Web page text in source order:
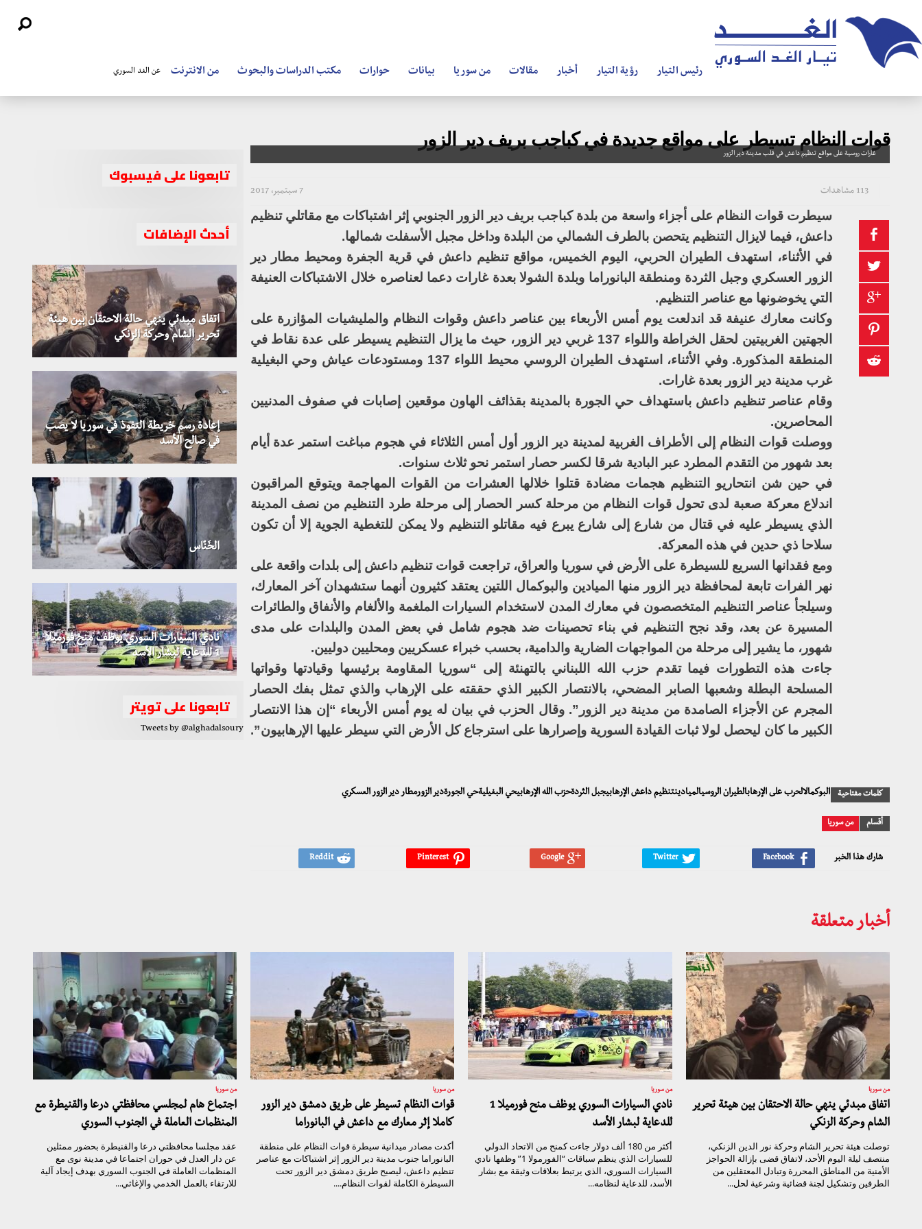
رئيس التيار رؤية التيار أخبار مقالات من سوريا بيانات حوارات مكتب الدراسات والبحوث من الانترنت عن الغد السوري
قوات النظام تسيطر على مواقع جديدة في كباجب بريف دير الزور
غارات روسية على مواقع تنظيم داعش في قلب مدينة دير الزور
7 سبتمبر، 2017 113 مشاهدات
سيطرت قوات النظام على أجزاء واسعة من بلدة كباجب بريف دير الزور الجنوبي إثر اشتباكات مع مقاتلي تنظيم
داعش، فيما لايزال التنظيم يتحصن بالطرف الشمالي من البلدة وداخل مجبل الأسفلت شمالها.
في الأثناء، استهدف الطيران الحربي، اليوم الخميس، مواقع تنظيم داعش في قرية الجفرة ومحيط مطار دير
الزور العسكري وجبل الثردة ومنطقة البانوراما وبلدة الشولا بعدة غارات دعما لعناصره خلال الاشتباكات العنيفة
التي يخوضونها مع عناصر التنظيم.
وكانت معارك عنيفة قد اندلعت يوم أمس الأربعاء بين عناصر داعش وقوات النظام والمليشيات المؤازرة على
الجهتين الغربيتين لحقل الخراطة واللواء 137 غربي دير الزور، حيث ما يزال التنظيم يسيطر على عدة نقاط في
المنطقة المذكورة. وفي الأثناء، استهدف الطيران الروسي محيط اللواء 137 ومستودعات عياش وحي البغيلية
غرب مدينة دير الزور بعدة غارات.
وقام عناصر تنظيم داعش باستهداف حي الجورة بالمدينة بقذائف الهاون موقعين إصابات في صفوف المدنيين
المحاصرين.
ووصلت قوات النظام إلى الأطراف الغربية لمدينة دير الزور أول أمس الثلاثاء في هجوم مباغت استمر عدة أيام
بعد شهور من التقدم المطرد عبر البادية شرقا لكسر حصار استمر نحو ثلاث سنوات.
في حين شن انتحاريو التنظيم هجمات مضادة قتلوا خلالها العشرات من القوات المهاجمة ويتوقع المراقبون
اندلاع معركة صعبة لدى تحول قوات النظام من مرحلة كسر الحصار إلى مرحلة طرد التنظيم من نصف المدينة
الذي يسيطر عليه في قتال من شارع إلى شارع يبرع فيه مقاتلو التنظيم ولا يمكن للتغطية الجوية إلا أن تكون
سلاحا ذي حدين في هذه المعركة.
ومع فقدانها السريع للسيطرة على الأرض في سوريا والعراق، تراجعت قوات تنظيم داعش إلى بلدات واقعة على
نهر الفرات تابعة لمحافظة دير الزور منها الميادين والبوكمال اللتين يعتقد كثيرون أنهما ستشهدان آخر المعارك،
وسيلجأ عناصر التنظيم المتخصصون في معارك المدن لاستخدام السيارات الملغمة والألغام والأنفاق والطائرات
المسيرة عن بعد، وقد نجح التنظيم في بناء تحصينات ضد هجوم شامل في بعض المدن والبلدات على مدى
شهور، ما يشير إلى مرحلة من المواجهات الضارية والدامية، بحسب خبراء عسكريين ومحليين دوليين.
جاءت هذه التطورات فيما تقدم حزب الله اللبناني بالتهنئة إلى “سوريا المقاومة برئيسها وقيادتها وقواتها
المسلحة البطلة وشعبها الصابر المضحي، بالانتصار الكبير الذي حققته على الإرهاب والذي تمثل بفك الحصار
المجرم عن الأجزاء الصامدة من مدينة دير الزور”. وقال الحزب في بيان له يوم أمس الأربعاء “إن هذا الانتصار
الكبير ما كان ليحصل لولا ثبات القيادة السورية وإصرارها على استرجاع كل الأرض التي سيطر عليها الإرهابيون”.
كلمات مفتاحية البوكمالالحرب على الإرهابالطيران الروسيالميادينتنظيم داعش الإرهابيجبل الثردةحزب الله الإرهابيحي البغيليةحي الجورةدير الزورمطار دير الزور العسكري
أقسام من سوريا
شارك هذا الخبر
تابعونا على فيسبوك
أحدث الإضافات
اتفاق مبدئي ينهي حالة الاحتقان بين هيئة
تحرير الشام وحركة الزنكي
إعادة رسم خريطة النفوذ في سوريا لا يصب
في صالح الأسد
الخَنّاس
نادي السيارات السوري يوظف منح فورميلا
1 للدعاية لبشار الأسد
تابعونا على تويتر
Tweets by @alghadalsoury
أخبار متعلقة
من سوريا
اتفاق مبدئي ينهي حالة الاحتقان بين هيئة تحرير
الشام وحركة الزنكي
توصلت هيئة تحرير الشام وحركة نور الدين الزنكي،
منتصف ليلة اليوم الأحد، لاتفاق قضى بإزالة الحواجز
الأمنية من المناطق المحررة وتبادل المعتقلين من
الطرفين وتشكيل لجنة قضائية وشرعية لحل...
من سوريا
نادي السيارات السوري يوظف منح فورميلا 1
للدعاية لبشار الأسد
أكثر من 180 ألف دولار جاءت كمنح من الاتحاد الدولي
للسيارات الذي ينظم سباقات “الفورمولا 1” وظفها نادي
السيارات السوري، الذي يرتبط بعلاقات وثيقة مع بشار
الأسد، للدعاية لنظامه...
من سوريا
قوات النظام تسيطر على طريق دمشق دير الزور
كاملا إثر معارك مع داعش في البانوراما
أكدت مصادر ميدانية سيطرة قوات النظام على منطقة
البانوراما جنوب مدينة دير الزور إثر اشتباكات مع عناصر
تنظيم داعش، ليصبح طريق دمشق دير الزور تحت
السيطرة الكاملة لقوات النظام....
من سوريا
اجتماع هام لمجلسي محافظتي درعا والقنيطرة مع
المنظمات العاملة في الجنوب السوري
عقد مجلسا محافظتي درعا والقنيطرة بحضور ممثلين
عن دار العدل في حوران اجتماعا في مدينة نوى مع
المنظمات العاملة في الجنوب السوري بهدف إيجاد آلية
للارتقاء بالعمل الخدمي والإغاثي...